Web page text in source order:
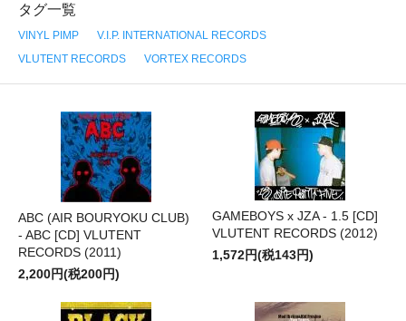
タグ一覧
VINYL PIMP
V.I.P. INTERNATIONAL RECORDS
VLUTENT RECORDS
VORTEX RECORDS
ABC (AIR BOURYOKU CLUB)
- ABC [CD] VLUTENT
RECORDS (2011)
2,200円(税200円)
GAMEBOYS x JZA - 1.5 [CD]
VLUTENT RECORDS (2012)
1,572円(税143円)